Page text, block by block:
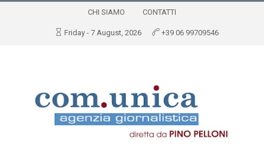
CHI SIAMO CONTATTI
Friday - 7 August, 2026 +39 06 99709546